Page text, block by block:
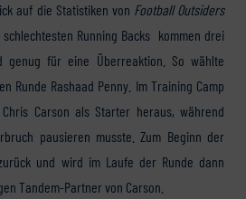
auf die Statistiken von Football Outsiders
Running Backs kommen drei
genug für eine Überreaktion. So wählte
Runde Rashaad Penny. Im Training Camp
Carson als Starter heraus, während
pausieren musste. Zum Beginn der
und wird im Laufe der Runde dann
Tandem-Partner von Carson.